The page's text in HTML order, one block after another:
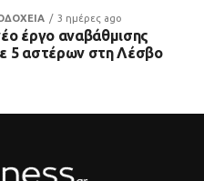
3 ημέρες ago
έργο αναβάθμισης
5 αστέρων στη Λέσβο